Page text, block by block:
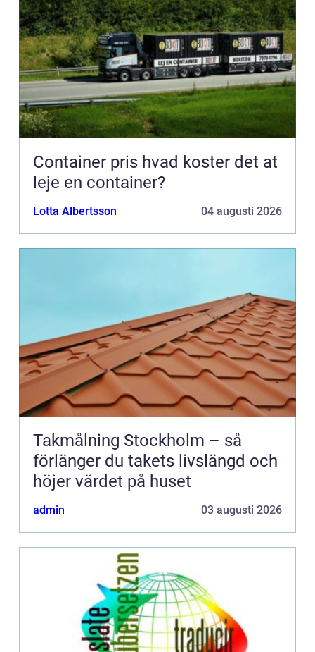
Container pris hvad koster det at
leje en container?
Lotta Albertsson 04 augusti 2026
Takmålning Stockholm – så
förlänger du takets livslängd och
höjer värdet på huset
admin 03 augusti 2026